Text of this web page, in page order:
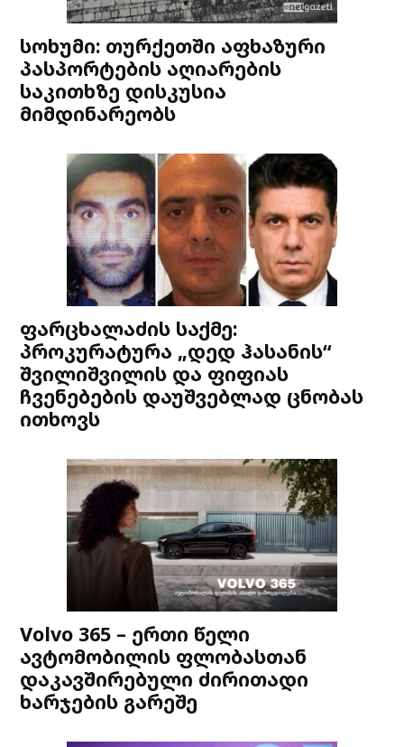
სოხუმი: თურქეთში აფხაზური
პასპორტების აღიარების
საკითხზე დისკუსია
მიმდინარეობს
ფარცხალაძის საქმე:
პროკურატურა „დედ ჰასანის“
შვილიშვილის და ფიფიას
ჩვენებების დაუშვებლად ცნობას
ითხოვს
Volvo 365 – ერთი წელი
ავტომობილის ფლობასთან
დაკავშირებული ძირითადი
ხარჯების გარეშე